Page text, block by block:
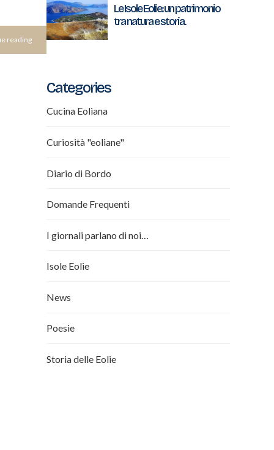
reading
Le Isole Eolie: un patrimonio
tra natura e storia.
Categories
Cucina Eoliana
Curiosità "eoliane"
Diario di Bordo
Domande Frequenti
I giornali parlano di noi…
Isole Eolie
News
Poesie
Storia delle Eolie